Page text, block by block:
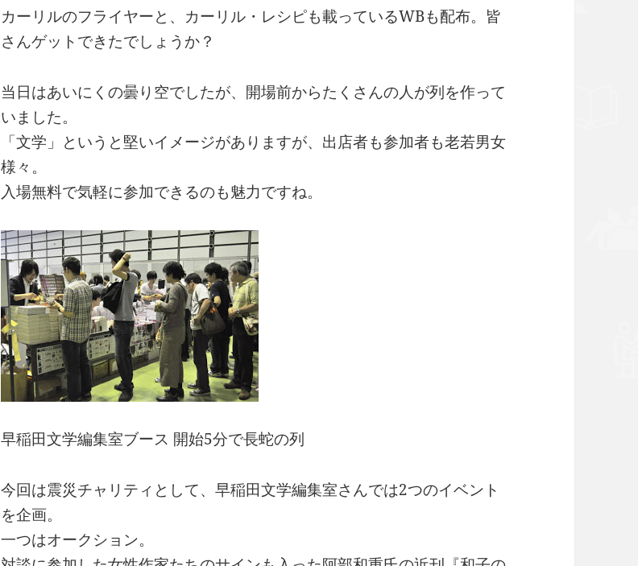
カーリルのフライヤーと、カーリル・レシピも載っているWBも配布。皆
さんゲットできたでしょうか？
当日はあいにくの曇り空でしたが、開場前からたくさんの人が列を作って
いました。
「文学」というと堅いイメージがありますが、出店者も参加者も老若男女
様々。
入場無料で気軽に参加できるのも魅力ですね。
早稲田文学編集室ブース 開始5分で長蛇の列
今回は震災チャリティとして、早稲田文学編集室さんでは2つのイベント
を企画。
一つはオークション。